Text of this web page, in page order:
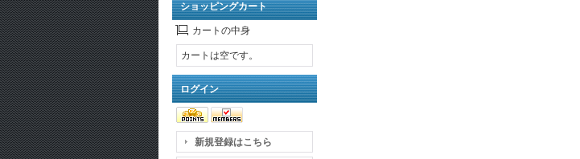
ショッピングカート
カートの中身
カートは空です。
ログイン
新規登録はこちら